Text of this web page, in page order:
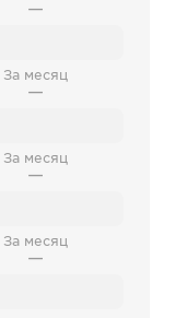
—
За месяц
—
За месяц
—
За месяц
—